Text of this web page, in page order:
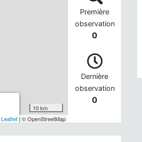
10 km
Leaflet| © OpenStreetMap
Première
observation
0
Dernière
observation
0